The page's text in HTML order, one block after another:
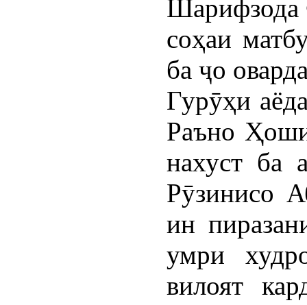
Шарифзода
соҳаи
ба ҷо
Гурӯҳи
Раъно
нахуст ба
Рӯзинисо
ин
умри
вилоят